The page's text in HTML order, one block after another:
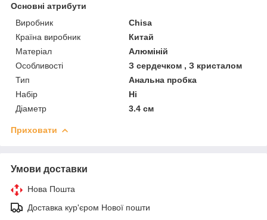
Основні атрибути
Виробник
Chisa
Країна виробник
Китай
Матеріал
Алюміній
Особливості
З сердечком , З кристалом
Тип
Анальна пробка
Набір
Ні
Діаметр
3.4 см
Приховати
Умови доставки
Нова Пошта
Доставка кур'єром Нової пошти